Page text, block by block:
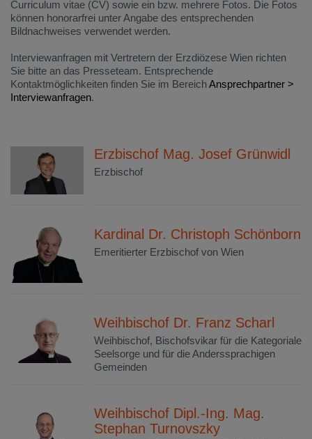
Curriculum vitae (CV) sowie ein bzw. mehrere Fotos. Die Fotos
können honorarfrei unter Angabe des entsprechenden
Bildnachweises verwendet werden.
Interviewanfragen mit Vertretern der Erzdiözese Wien richten
Sie bitte an das Presseteam. Entsprechende
Kontaktmöglichkeiten finden Sie im BereichAnsprechpartner >
Interviewanfragen.
Erzbischof Mag. Josef Grünwidl
Erzbischof
Kardinal Dr. Christoph Schönborn
Emeritierter Erzbischof von Wien
Weihbischof Dr. Franz Scharl
Weihbischof, Bischofsvikar für die Kategoriale
Seelsorge und für die Anderssprachigen
Gemeinden
Weihbischof Dipl.-Ing. Mag.
Stephan Turnovszky